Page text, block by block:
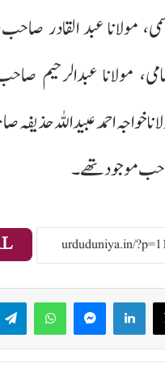
مولانا عبد القادر
مولانا عبدالرحیم
خواجہ احمد عبید اللہ
موجود تھے۔
LinkedIn
WhatsApp